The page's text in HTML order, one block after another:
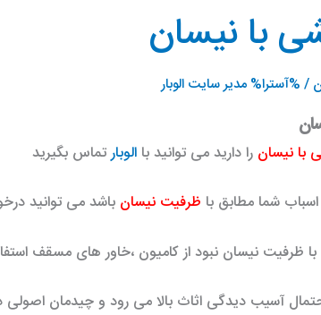
با نیسان
/ %آسترا% مدیر سایت الوبار
با نیسان را دارید می توانید با الوبارتماس بگیرید
شما مطابق با ظرفیت نیسان باشد می توانید
با ظرفیت نیسان نبود از کامیون ،خاور های مسقف
آسیب دیدگی اثاث بالا می رود و چیدمان